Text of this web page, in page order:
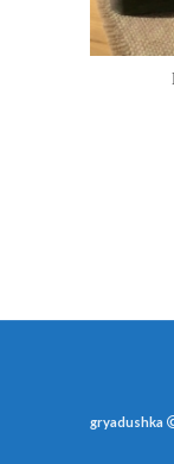
gryadushka